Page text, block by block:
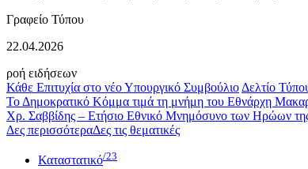
Γραφείο Τύπου
22.04.2026
ροή ειδήσεων
Κάθε Επιτυχία στο νέο Υπουργικό Συμβούλιο Δελτίο
Το Δημοκρατικό Κόμμα τιμά τη μνήμη του Εθνάρχη
Χρ. Σαββίδης – Ετήσιο Εθνικό Μνημόσυνο των Ηρώων της
Δες περισσότεραΔες τις θεματικές
Καταστατικό/23